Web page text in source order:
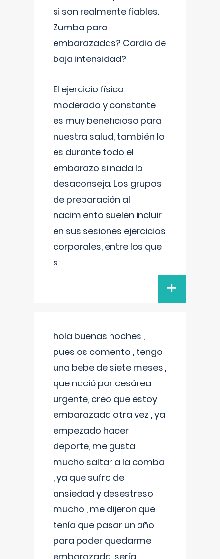
si son realmente fiables.
Zumba para
embarazadas? Cardio de
baja intensidad?
El ejercicio físico
moderado y constante
es muy beneficioso para
nuestra salud, también lo
es durante todo el
embarazo si nada lo
desaconseja. Los grupos
de preparación al
nacimiento suelen incluir
en sus sesiones ejercicios
corporales, entre los que
s...
+
hola buenas noches ,
pues os comento , tengo
una bebe de siete meses ,
que nació por cesárea
urgente, creo que estoy
embarazada otra vez , ya
empezado hacer
deporte, me gusta
mucho saltar a la comba
, ya que sufro de
ansiedad y desestreso
mucho , me dijeron que
tenía que pasar un año
para poder quedarme
embarazada, sería